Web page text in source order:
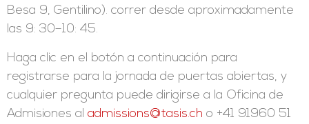
Besa 9, Gentilino). correr desde aproximadamente
las 9: 30–10: 45.
Haga clic en el botón a continuación para
registrarse para la jornada de puertas abiertas, y
cualquier pregunta puede dirigirse a la Oficina de
Admisiones al admissions@tasis.ch o +41 91960 51